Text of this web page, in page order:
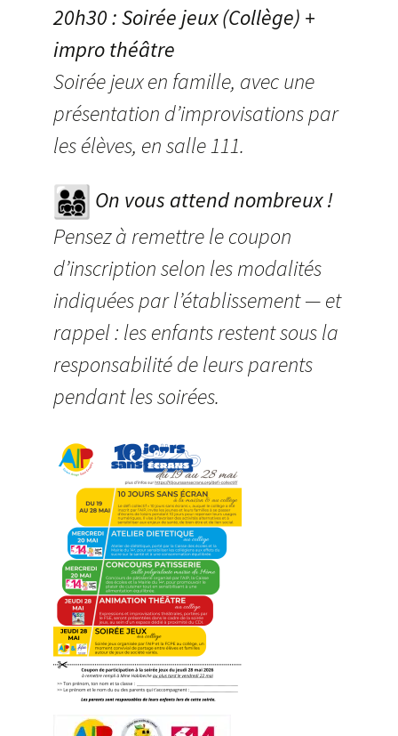
20h30 : Soirée jeux (Collège) +
impro théâtre
Soirée jeux en famille, avec une
présentation d’improvisations par
les élèves, en salle 111.
On vous attend nombreux !
Pensez à remettre le coupon
d’inscription selon les modalités
indiquées par l’établissement — et
rappel : les enfants restent sous la
responsabilité de leurs parents
pendant les soirées.